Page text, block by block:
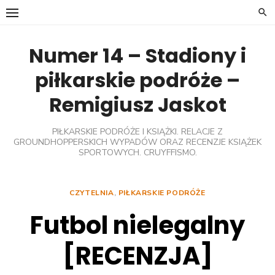
Skip
Numer 14 – Stadiony i
piłkarskie podróże –
Remigiusz Jaskot
PIŁKARSKIE PODRÓŻE I KSIĄŻKI. RELACJE Z
GROUNDHOPPERSKICH WYPADÓW ORAZ RECENZJE KSIĄŻEK
SPORTOWYCH. CRUYFFISMO.
CZYTELNIA, PIŁKARSKIE PODRÓŻE
Futbol nielegalny
[RECENZJA]